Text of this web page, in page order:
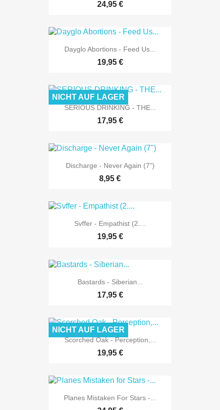
24,95 €
Dayglo Abortions - Feed Us...
19,95 €
SERIOUS DRINKING - THE...
17,95 €
NICHT AUF LAGER
Discharge - Never Again (7")
8,95 €
Svffer - Empathist (2....
19,95 €
Bastards - Siberian...
17,95 €
Scorched Oak - Perception,...
19,95 €
NICHT AUF LAGER
Planes Mistaken For Stars -...